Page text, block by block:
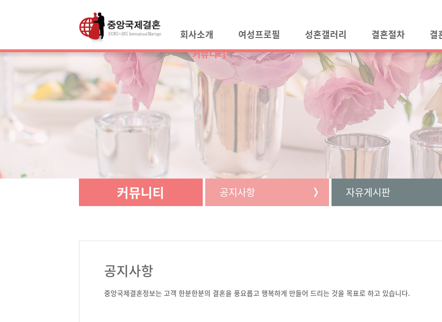
회사소개 여성프로필 성혼갤러리 결혼절차 결
커뮤니티
커뮤니티 공지사항 자유게시판
공지사항
중앙국제결혼정보는 고객 한분한분의 결혼을 풍요롭고 행복하게 만들어 드리는 것을 목표로 하고 있습니다.